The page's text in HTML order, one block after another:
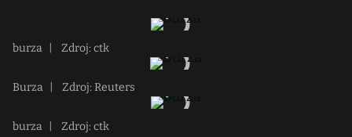
burza Zdroj: ctk
Burza Zdroj: Reuters
burza Zdroj: ctk